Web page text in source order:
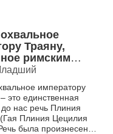
Траяну,
римским
Каием Плинием
Вторымимператору
это единственная
нас речь Плиния
Плиния Цецилия
была произнесена